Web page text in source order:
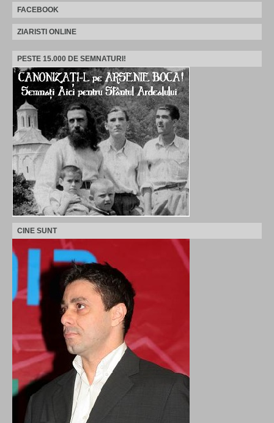
FACEBOOK
ZIARISTI ONLINE
PESTE 15.000 DE SEMNATURI!
CINE SUNT